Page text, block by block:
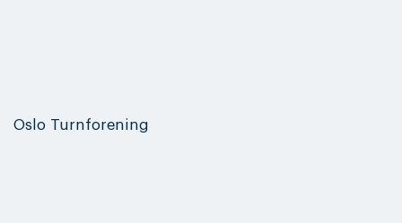
Oslo Turnforening